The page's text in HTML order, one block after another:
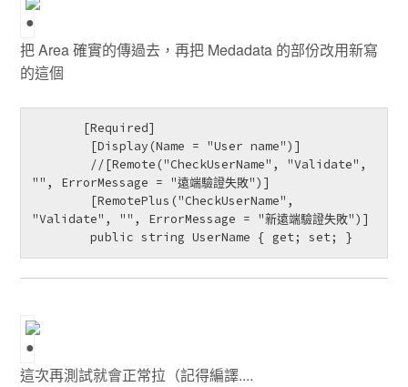
把 Area 確實的傳過去，再把 Medadata 的部份改用新寫
的這個
"", ErrorMessage = "遠端驗證失敗")]
"Validate", "", ErrorMessage = "新遠端驗證失敗")]
        public string UserName { get; set; }
這次再測試就會正常拉（記得編譯....